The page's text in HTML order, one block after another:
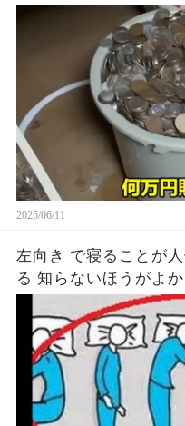
2025/06/11
左向き で寝ることが
る 知らないほうがよ
象がヤバい… 驚くべ
悔